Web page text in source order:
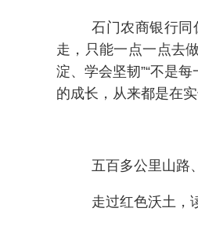
石门农商银行同
走，只能一点一点去
淀、学会坚韧”“不是
的成长，从来都是在
五百多公里山路
走过红色沃土，